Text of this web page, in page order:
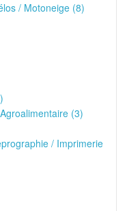
/ Motoneige (8)
(3)
/ Imprimerie